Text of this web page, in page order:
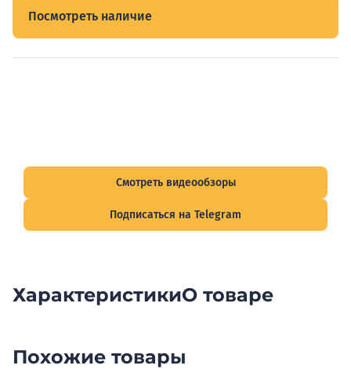
Посмотреть наличие
Смотреть видеообзоры
Подписаться на Telegram
ХарактеристикиО товаре
Похожие товары